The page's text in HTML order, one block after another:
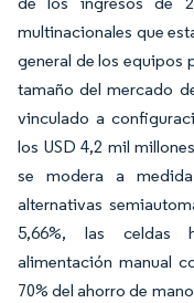
multinacionales que
general de los equipos
tamaño del mercado
vinculado a
los USD 4,2 mil
se modera a
alternativas
5,66%, las celdas
alimentación manual
70% del ahorro de